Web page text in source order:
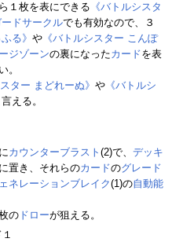
１枚を表にできる 《バトルシスタ
ドサークルでも有効なので、３
る》 や 《バトルシスター こんぽ
ジゾーンの裏になったカードを表
。
ター まどれーぬ》 や 《バトルシ
える。
カウンターブラスト (2)で、 デッキ
に置き、それらのカードのグレード
ネレーションブレイク(1)の自動能
の ドローが狙える。